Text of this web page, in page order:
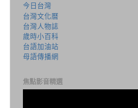
今日台灣
台灣文化曆
台灣人物誌
歲時小百科
台語加油站
母語傳播網
焦點影音精選